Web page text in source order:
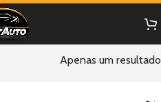
Apenas um resultado